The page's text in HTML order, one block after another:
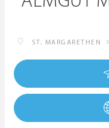
ST. MARGARETHEN >